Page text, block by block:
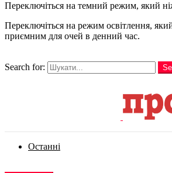
Переключіться на темний режим, який
Переключіться на режим освітлення,
приємним для очей в денний час.
Search for:
Останні